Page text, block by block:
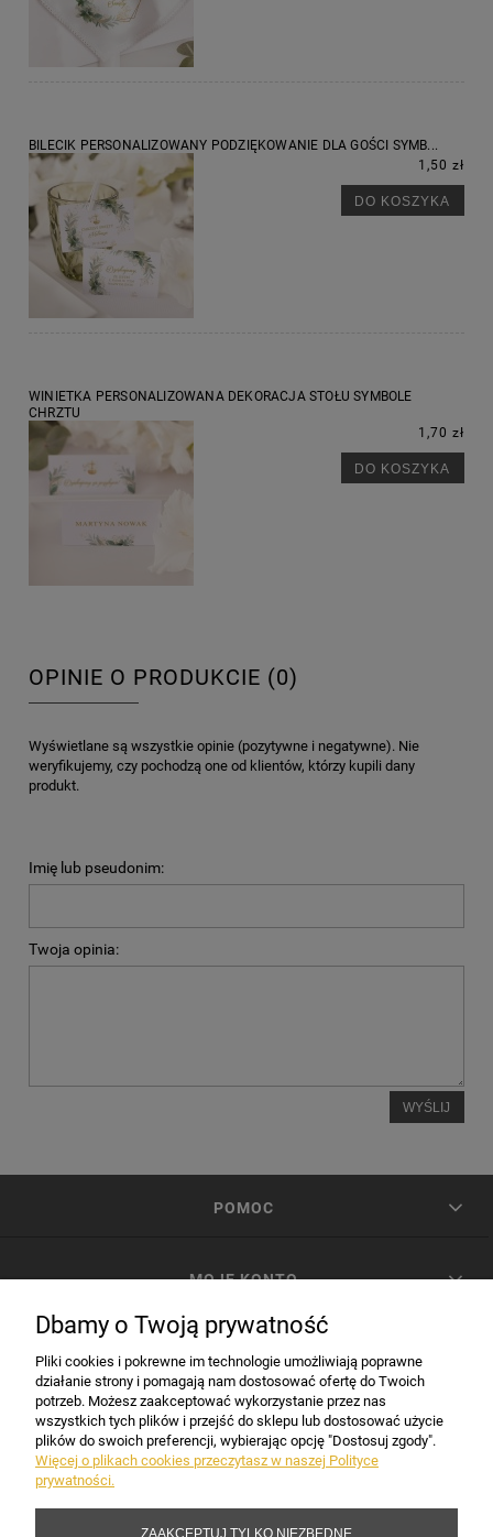
BILECIK PERSONALIZOWANY PODZIĘKOWANIE DLA GOŚCI SYMB...
1,50 zł
DO KOSZYKA
WINIETKA PERSONALIZOWANA DEKORACJA STOŁU SYMBOLE
CHRZTU
1,70 zł
DO KOSZYKA
OPINIE O PRODUKCIE (0)
Wyświetlane są wszystkie opinie (pozytywne i negatywne). Nie
weryfikujemy, czy pochodzą one od klientów, którzy kupili dany
produkt.
Imię lub pseudonim:
Twoja opinia:
WYŚLIJ
POMOC
MOJE KONTO
INFORMACJE
Dbamy o Twoją prywatność
Pliki cookies i pokrewne im technologie umożliwiają poprawne
działanie strony i pomagają nam dostosować ofertę do Twoich
potrzeb. Możesz zaakceptować wykorzystanie przez nas
wszystkich tych plików i przejść do sklepu lub dostosować użycie
plików do swoich preferencji, wybierając opcję "Dostosuj zgody".
Więcej o plikach cookies przeczytasz w naszej Polityce
prywatności.
ZAAKCEPTUJ TYLKO NIEZBĘDNE